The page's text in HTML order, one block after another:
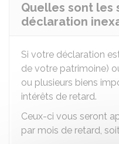
Quelles sont les
déclaration
Si votre déclaration
de votre patrimoine)
ou plusieurs biens
intérêts de retard.
Ceux-ci vous seront
par mois de retard,